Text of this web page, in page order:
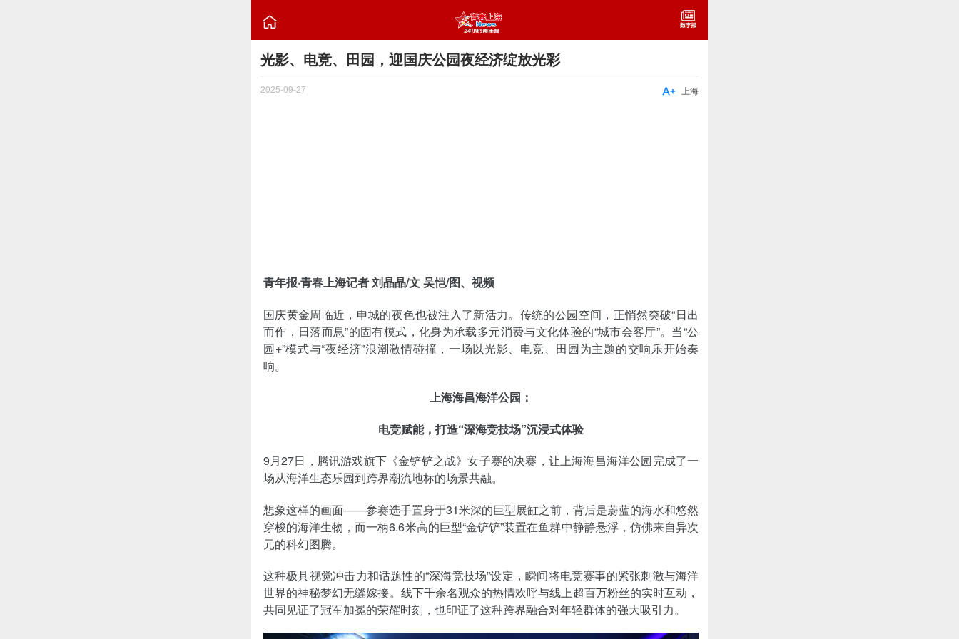

光影、电竞、田园，迎国庆公园夜经济绽放光彩
2025-09-27 上海

青年报·青春上海记者 刘晶晶/文 吴恺/图、视频
国庆黄金周临近，申城的夜色也被注入了新活力。传统的公园空间，正悄然突破“日出
而作，日落而息”的固有模式，化身为承载多元消费与文化体验的“城市会客厅”。当“公
园+”模式与“夜经济”浪潮激情碰撞，一场以光影、电竞、田园为主题的交响乐开始奏
响。
上海海昌海洋公园：
电竞赋能，打造“深海竞技场”沉浸式体验
9月27日，腾讯游戏旗下《金铲铲之战》女子赛的决赛，让上海海昌海洋公园完成了一
场从海洋生态乐园到跨界潮流地标的场景共融。
想象这样的画面——参赛选手置身于31米深的巨型展缸之前，背后是蔚蓝的海水和悠然
穿梭的海洋生物，而一柄6.6米高的巨型“金铲铲”装置在鱼群中静静悬浮，仿佛来自异次
元的科幻图腾。
这种极具视觉冲击力和话题性的“深海竞技场”设定，瞬间将电竞赛事的紧张刺激与海洋
世界的神秘梦幻无缝嫁接。线下千余名观众的热情欢呼与线上超百万粉丝的实时互动，
共同见证了冠军加冕的荣耀时刻，也印证了这种跨界融合对年轻群体的强大吸引力。